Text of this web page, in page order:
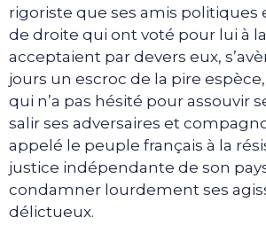
rigoriste que ses amis politiques
de droite qui ont voté pour lui à
acceptaient par devers eux,
jours un escroc de la pire
qui n’a pas hésité pour assouvir
salir ses adversaires et
appelé le peuple français à la
justice indépendante de son
condamner lourdement ses
délictueux.